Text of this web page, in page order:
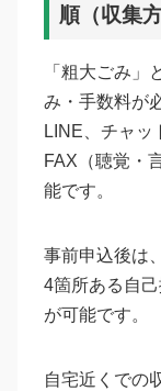
順（収集
「粗大ごみ」
み・手数料が
LINE、チャッ
FAX（聴覚・
能です。
事前申込後は
4箇所ある自
が可能です。
自宅近くでの